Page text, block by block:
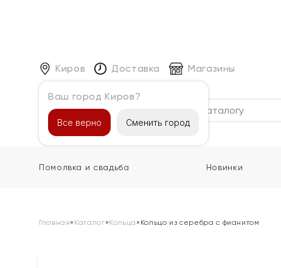
Киров
Ваш город Киров?
Все верно Сменить город
Доставка Магазины
Каталог
Помолвка и свадьба Новинки
Главная» Каталог»Кольца » Кольцо из серебра с фианитом